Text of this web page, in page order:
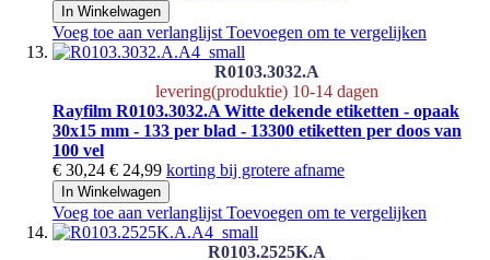
In Winkelwagen
Voeg toe aan verlanglijst Toevoegen om te vergelijken
R0103.3032.A
levering(produktie) 10-14 dagen
Rayfilm R0103.3032.A Witte dekende etiketten - opaak
30x15 mm - 133 per blad - 13300 etiketten per doos van
100 vel
€ 30,24 € 24,99 korting bij grotere afname
In Winkelwagen
Voeg toe aan verlanglijst Toevoegen om te vergelijken
R0103.2525K.A